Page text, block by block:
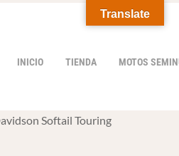
INICIO TIENDA MOTOS
Softail Touring
Translate